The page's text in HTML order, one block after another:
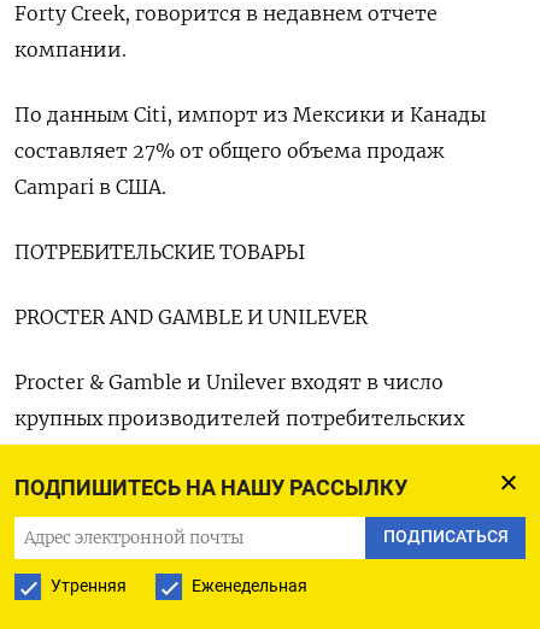
ПОДПИШИТЕСЬ НА НАШУ РАССЫЛКУ
ПОДПИСАТЬСЯ
Утренняя Еженедельная
Forty Creek, говорится в недавнем отчете
компании.
По данным Citi, импорт из Мексики и Канады
составляет 27% от общего объема продаж
Campari в США.
ПОТРЕБИТЕЛЬСКИЕ ТОВАРЫ
PROCTER AND GAMBLE И UNILEVER
Procter & Gamble и Unilever входят в число
крупных производителей потребительских
на импорт из Мексики, свидетельствуют
данные.
Около 10% поставок P&G за три месяца до конца